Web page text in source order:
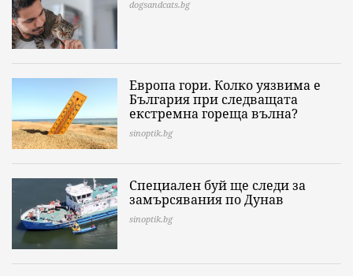
dogsandcats.bg
Европа гори. Колко уязвима е
България при следващата
екстремна гореща вълна?
sinoptik.bg
Специален буй ще следи за
замърсявания по Дунав
sinoptik.bg